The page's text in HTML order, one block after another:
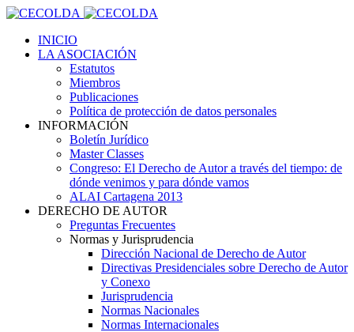
INICIO
LA ASOCIACIÓN
Estatutos
Miembros
Publicaciones
Política de protección de datos personales
INFORMACIÓN
Boletín Jurídico
Master Classes
Congreso: El Derecho de Autor a través del tiempo: de
dónde venimos y para dónde vamos
ALAI Cartagena 2013
DERECHO DE AUTOR
Preguntas Frecuentes
Normas y Jurisprudencia
Dirección Nacional de Derecho de Autor
Directivas Presidenciales sobre Derecho de Autor
y Conexo
Jurisprudencia
Normas Nacionales
Normas Internacionales